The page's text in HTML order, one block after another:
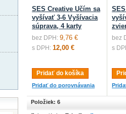
SES Creative Učím sa
vyšívať 3-6 Vyšívacia
súprava, 4 karty
bez DPH: 9,76 €
s DPH: 12,00 €
Pridať do košíka
Pridať do porovnávania
bez
s
Položiek: 6